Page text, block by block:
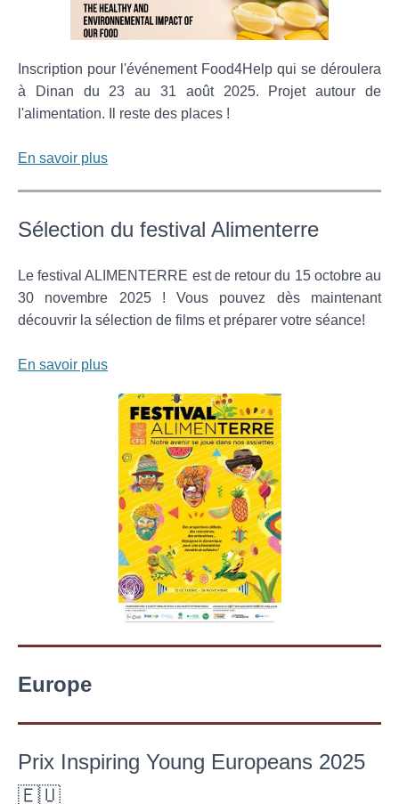
Inscription pour l'événement Food4Help qui se déroulera
à Dinan du 23 au 31 août 2025. Projet autour de
l'alimentation. Il reste des places !
En savoir plus
Sélection du festival Alimenterre
Le festival ALIMENTERRE est de retour du 15 octobre au
30 novembre 2025 ! Vous pouvez dès maintenant
découvrir la sélection de films et préparer votre séance!
En savoir plus
Europe
Prix Inspiring Young Europeans 2025
🇪🇺